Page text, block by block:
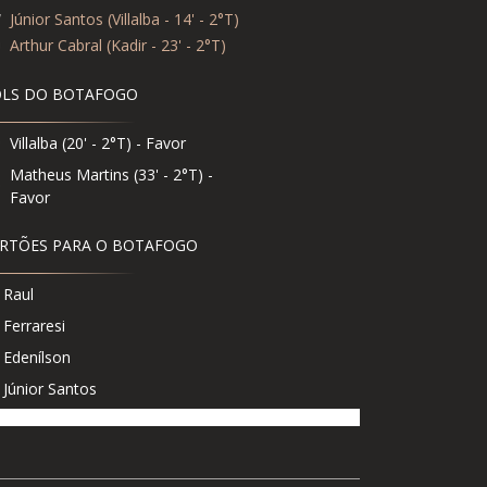
Júnior Santos (Villalba - 14' - 2°T)
Arthur Cabral (Kadir - 23' - 2°T)
DO BOTAFOGO
Villalba (20' - 2°T) - Favor
Matheus Martins (33' - 2°T) -
Favor
PARA O BOTAFOGO
Raul
Ferraresi
Edenílson
Júnior Santos